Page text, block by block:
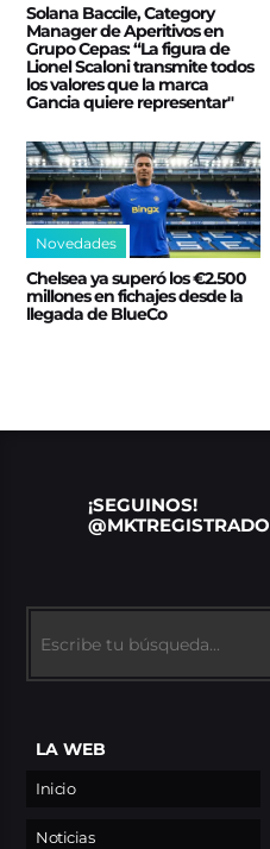
Solana Baccile, Category
Manager de Aperitivos en
Grupo Cepas: “La figura de
Lionel Scaloni transmite todos
los valores que la marca
Gancia quiere representar"
Novedades
Chelsea ya superó los €2.500
millones en fichajes desde la
llegada de BlueCo
¡SEGUINOS!
@MKTREGISTRADO
LA WEB
Inicio
Noticias